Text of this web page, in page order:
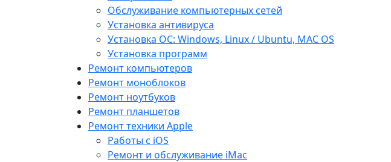
Обслуживание компьютерных сетей
Установка антивируса
Установка ОС: Windows, Linux / Ubuntu, МАС OS
Установка программ
Ремонт компьютеров
Ремонт моноблоков
Ремонт ноутбуков
Ремонт планшетов
Ремонт техники Apple
Работы с iOS
Ремонт и обслуживание iMac